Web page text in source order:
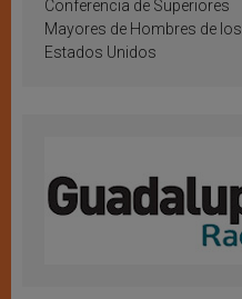
Conferencia de Superiores
Mayores de Hombres de los
Estados Unidos